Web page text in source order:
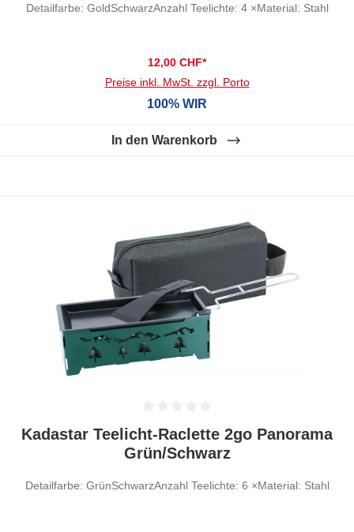
Detailfarbe: GoldSchwarzAnzahl Teelichte: 4 ×Material: Stahl
12,00 CHF*
Preise inkl. MwSt. zzgl. Porto
100% WIR
In den Warenkorb
Durchschnittliche Bewertung von 0 von 5 Sternen
Kadastar Teelicht-Raclette 2go Panorama
Grün/Schwarz
Detailfarbe: GrünSchwarzAnzahl Teelichte: 6 ×Material: Stahl